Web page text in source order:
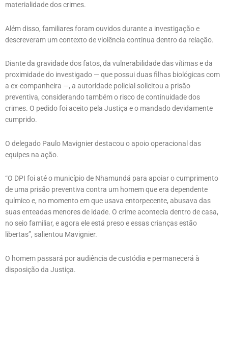
materialidade dos crimes.
Além disso, familiares foram ouvidos durante a investigação e
descreveram um contexto de violência contínua dentro da relação.
Diante da gravidade dos fatos, da vulnerabilidade das vítimas e da
proximidade do investigado — que possui duas filhas biológicas com
a ex-companheira —, a autoridade policial solicitou a prisão
preventiva, considerando também o risco de continuidade dos
crimes. O pedido foi aceito pela Justiça e o mandado devidamente
cumprido.
O delegado Paulo Mavignier destacou o apoio operacional das
equipes na ação.
“O DPI foi até o município de Nhamundá para apoiar o cumprimento
de uma prisão preventiva contra um homem que era dependente
químico e, no momento em que usava entorpecente, abusava das
suas enteadas menores de idade. O crime acontecia dentro de casa,
no seio familiar, e agora ele está preso e essas crianças estão
libertas”, salientou Mavignier.
O homem passará por audiência de custódia e permanecerá à
disposição da Justiça.